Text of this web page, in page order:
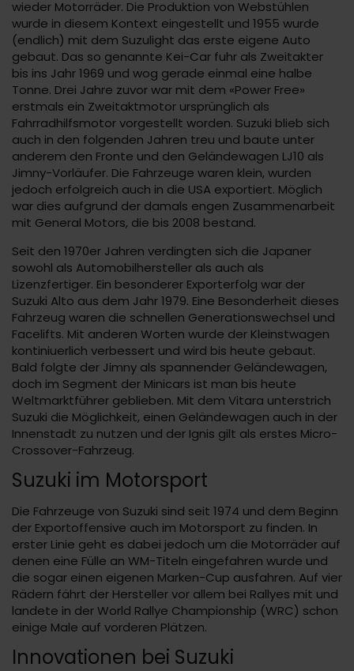
wieder Motorräder. Die Produktion von Webstühlen
wurde in diesem Kontext eingestellt und 1955 wurde
(endlich) mit dem Suzulight das erste eigene Auto
gebaut. Das so genannte Kei-Car fuhr als Zweitakter
bis ins Jahr 1969 und wog gerade einmal eine halbe
Tonne. Drei Jahre zuvor war mit dem «Power Free»
erstmals ein Zweitaktmotor ursprünglich als
Fahrradhilfsmotor vorgestellt worden. Suzuki blieb sich
auch in den folgenden Jahren treu und baute unter
anderem den Fronte und den Geländewagen LJ10 als
Jimny-Vorläufer. Die Fahrzeuge waren klein, wurden
jedoch erfolgreich auch in die USA exportiert. Möglich
war dies aufgrund der damals engen Zusammenarbeit
mit General Motors, die bis 2008 bestand.
Seit den 1970er Jahren verdingten sich die Japaner
sowohl als Automobilhersteller als auch als
Lizenzfertiger. Ein besonderer Exporterfolg war der
Suzuki Alto aus dem Jahr 1979. Eine Besonderheit dieses
Fahrzeug waren die schnellen Generationswechsel und
Facelifts. Mit anderen Worten wurde der Kleinstwagen
kontiniuerlich verbessert und wird bis heute gebaut.
Bald folgte der Jimny als spannender Geländewagen,
doch im Segment der Minicars ist man bis heute
Weltmarktführer geblieben. Mit dem Vitara unterstrich
Suzuki die Möglichkeit, einen Geländewagen auch in der
Innenstadt zu nutzen und der Ignis gilt als erstes Micro-
Crossover-Fahrzeug.
Suzuki im Motorsport
Die Fahrzeuge von Suzuki sind seit 1974 und dem Beginn
der Exportoffensive auch im Motorsport zu finden. In
erster Linie geht es dabei jedoch um die Motorräder auf
denen eine Fülle an WM-Titeln eingefahren wurde und
die sogar einen eigenen Marken-Cup ausfahren. Auf vier
Rädern fährt der Hersteller vor allem bei Rallyes mit und
landete in der World Rallye Championship (WRC) schon
einige Male auf vorderen Plätzen.
Innovationen bei Suzuki